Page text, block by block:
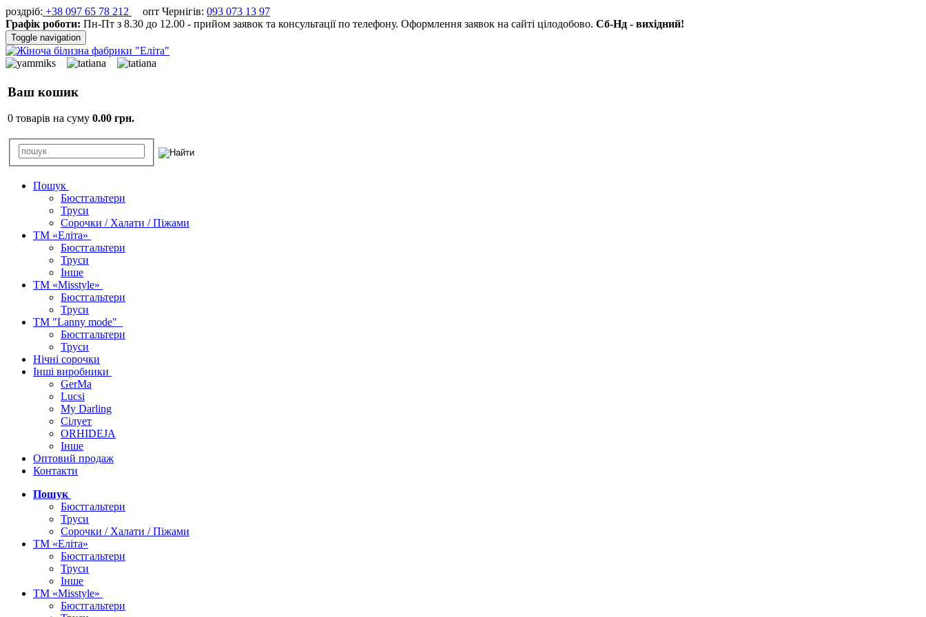
роздріб: +38 097 65 78 212 опт Чернігів: 093 073 13 97
Графік роботи: Пн-Пт з 8.30 до 12.00 - прийом заявок та консультації по телефону. Оформлення заявок на сайті цілодобово. Сб-Нд - вихідний!
Toggle navigation
Ваш кошик
0 товарів на суму 0.00 грн.
Пошук
Бюстгальтери
Труси
Сорочки / Халати / Піжами
ТМ «Еліта»
Бюстгальтери
Труси
Інше
ТМ «Misstyle»
Бюстгальтери
Труси
ТМ "Lanny mode"
Бюстгальтери
Труси
Нічні сорочки
Інші виробники
GerMa
Lucsi
My Darling
Сілует
ORHIDEJA
Інше
Оптовий продаж
Контакти
Пошук
Бюстгальтери
Труси
Сорочки / Халати / Піжами
ТМ «Еліта»
Бюстгальтери
Труси
Інше
ТМ «Misstyle»
Бюстгальтери